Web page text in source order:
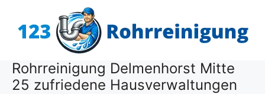
Inhalt
Rohrreinigung Delmenhorst Mitte
25 zufriedene Hausverwaltungen